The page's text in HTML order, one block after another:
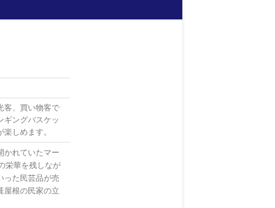
客、買い物客で
ギングバスケッ
しめます。
かれていたマー
栄華を残しなが
った民芸品が売
屋根の民家の立